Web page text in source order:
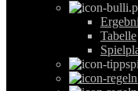
Tabelle